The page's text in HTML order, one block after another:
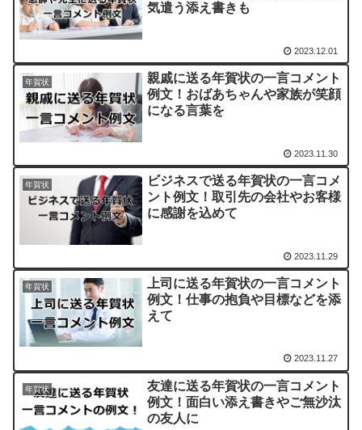
気遣う添え書きも
2023.12.01
年賀状
親戚に送る年賀状の一言コメント
例文！おばあちゃんや家族が笑顔
になる言葉を
2023.11.30
年賀状
ビジネスで送る年賀状の一言コメ
ント例文！取引先の会社やお客様
に感謝を込めて
2023.11.29
年賀状
上司に送る年賀状の一言コメント
例文！仕事の抱負や目標などを添
えて
2023.11.27
年賀状
友達に送る年賀状の一言コメント
例文！面白い添え書きやご無沙汰
の友人に